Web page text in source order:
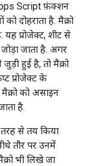
Script फ़ंक्शन
दोहराता है. मैक्रो
प्रोजेक्ट, शीट से
जाता है. अगर
हुई है, तो मैक्रो
प्रोजेक्ट के
को असाइन
है.
तरह से तय किया
तौर पर उनमें
भी लिखे जा